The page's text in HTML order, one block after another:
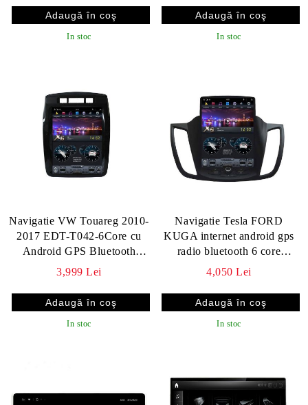
In stoc In stoc
Navigatie VW Touareg 2010-
2017 EDT-T042-6Core cu
Android GPS Bluetooth
Radio Internet procesor Six
3,999 Lei
In stoc
Navigatie Tesla FORD
KUGA internet android gps
radio bluetooth 6 core
resigilat
4,050 Lei
In stoc